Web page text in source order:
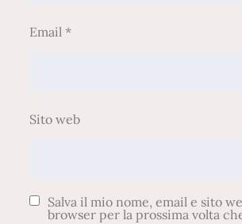
Email*
Sito web
Salva il mio nome, email e sito
browser per la prossima volta